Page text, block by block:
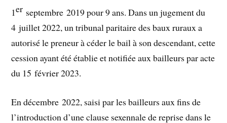
1er septembre 2019 pour 9 ans. Dans un jugement du
4 juillet 2022, un tribunal paritaire des baux ruraux a
autorisé le preneur à céder le bail à son descendant, cette
cession ayant été établie et notifiée aux bailleurs par acte
du 15 février 2023.
En décembre 2022, saisi par les bailleurs aux fins de
l’introduction d’une clause sexennale de reprise dans le